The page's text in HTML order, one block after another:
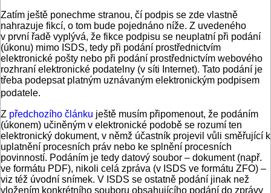
Zatím ještě ponechme stranou, čí podpis se zde vlastně
nahrazuje fikcí, o tom bude pojednáno níže. Z uvedeného
v první řadě vyplývá, že fikce podpisu se neuplatní při podání
(úkonu) mimo ISDS, tedy při podání prostřednictvím
elektronické pošty nebo při podání prostřednictvím webového
rozhraní elektronické podatelny (v síti Internet). Tato podání je
třeba podepsat platným uznávaným elektronickým podpisem
podatele.
Z předchozího článku ještě musím připomenout, že podáním
(úkonem) učiněným v elektronické podobě se rozumí ten
elektronický dokument, v němž účastník projevil vůli směřující k
uplatnění procesních práv nebo ke splnění procesních
povinností. Podáním je tedy datový soubor – dokument (např.
ve formátu PDF), nikoli celá zpráva (v ISDS ve formátu ZFO) –
viz též úvodní snímek. V ISDS se ostatně podání jinak než
vložením konkrétního souboru obsahujícího podání do zprávy